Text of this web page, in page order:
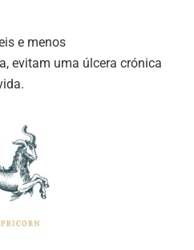
e menos
evitam uma úlcera crónica